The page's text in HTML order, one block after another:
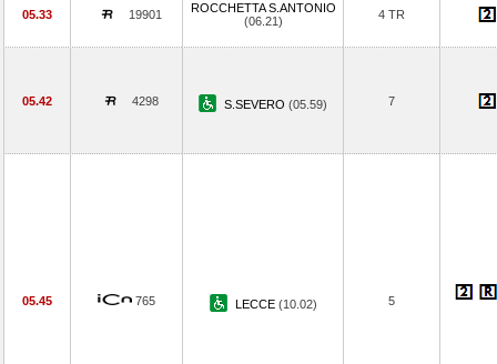
05.33 19901
ROCCHETTA S.ANTONIO
(06.21)
4 TR
05.42 4298 S.SEVERO (05.59) 7
05.45 765 LECCE (10.02) 5